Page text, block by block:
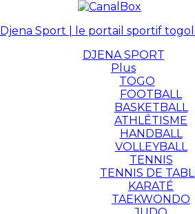
Djena Sport | le portail sportif
DJENA SPORT
Plus
TOGO
FOOTBALL
BASKETBALL
ATHLÉTISME
HANDBALL
VOLLEYBALL
TENNIS
TENNIS DE
KARATÉ
TAEKWONDO